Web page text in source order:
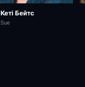
Кеті Бейтс
Sue